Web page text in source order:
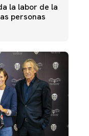
la labor de la
personas